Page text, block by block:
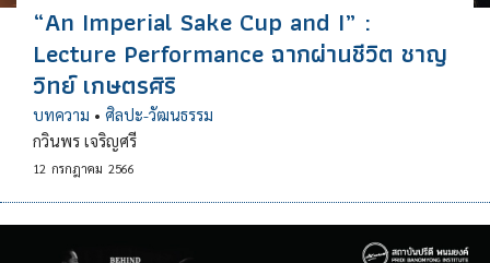
“An Imperial Sake Cup and I” :
Lecture Performance ฉากผ่านชีวิต ชาญ
วิทย์ เกษตรศิริ
บทความ • ศิลปะ-วัฒนธรรม
กวินพร เจริญศรี
12 กรกฎาคม 2566